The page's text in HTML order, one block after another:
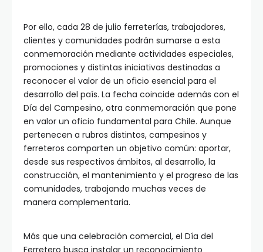
Por ello, cada 28 de julio ferreterías, trabajadores,
clientes y comunidades podrán sumarse a esta
conmemoración mediante actividades especiales,
promociones y distintas iniciativas destinadas a
reconocer el valor de un oficio esencial para el
desarrollo del país. La fecha coincide además con el
Día del Campesino, otra conmemoración que pone
en valor un oficio fundamental para Chile. Aunque
pertenecen a rubros distintos, campesinos y
ferreteros comparten un objetivo común: aportar,
desde sus respectivos ámbitos, al desarrollo, la
construcción, el mantenimiento y el progreso de las
comunidades, trabajando muchas veces de
manera complementaria.
Más que una celebración comercial, el Día del